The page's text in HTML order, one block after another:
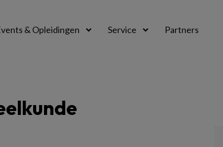
& Opleidingen Service Partners